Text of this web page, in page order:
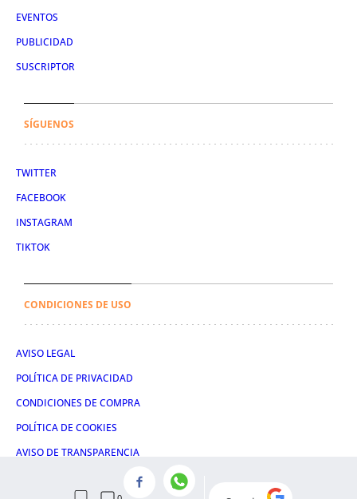
EVENTOS
PUBLICIDAD
SUSCRIPTOR
SÍGUENOS
TWITTER
FACEBOOK
INSTAGRAM
TIKTOK
CONDICIONES DE USO
AVISO LEGAL
POLÍTICA DE PRIVACIDAD
CONDICIONES DE COMPRA
POLÍTICA DE COOKIES
AVISO DE TRANSPARENCIA